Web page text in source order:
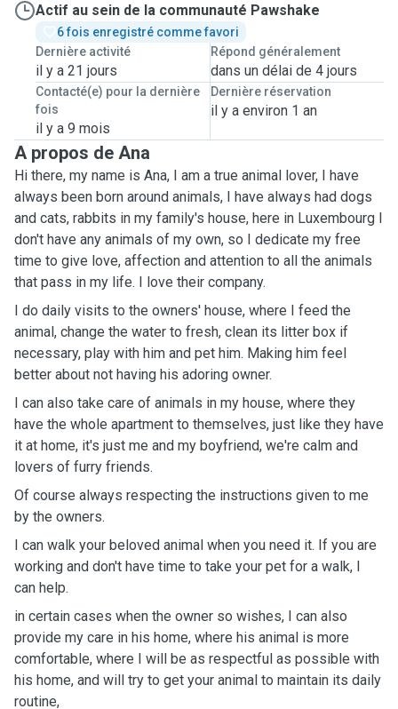
Actif au sein de la communauté Pawshake
6 fois enregistré comme favori
Dernière activité
il y a 21 jours
Répond généralement
dans un délai de 4 jours
Contacté(e) pour la dernière
fois
il y a 9 mois
Dernière réservation
il y a environ 1 an
A propos de Ana
Hi there, my name is Ana, I am a true animal lover, I have
always been born around animals, I have always had dogs
and cats, rabbits in my family's house, here in Luxembourg I
don't have any animals of my own, so I dedicate my free
time to give love, affection and attention to all the animals
that pass in my life. I love their company.
I do daily visits to the owners' house, where I feed the
animal, change the water to fresh, clean its litter box if
necessary, play with him and pet him. Making him feel
better about not having his adoring owner.
I can also take care of animals in my house, where they
have the whole apartment to themselves, just like they have
it at home, it's just me and my boyfriend, we're calm and
lovers of furry friends.
Of course always respecting the instructions given to me
by the owners.
I can walk your beloved animal when you need it. If you are
working and don't have time to take your pet for a walk, I
can help.
in certain cases when the owner so wishes, I can also
provide my care in his home, where his animal is more
comfortable, where I will be as respectful as possible with
his home, and will try to get your animal to maintain its daily
routine,